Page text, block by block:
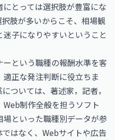
とっては選択肢が豊富にな
肢が多いからこそ、相場観
子になりやすいということ
という職種の報酬水準を客
正な発注判断に役立ちま
ついては、 著述家，記者，
Web制作全般を担う ソフト
場といった職種別データが参
はなく、Webサイトや広告